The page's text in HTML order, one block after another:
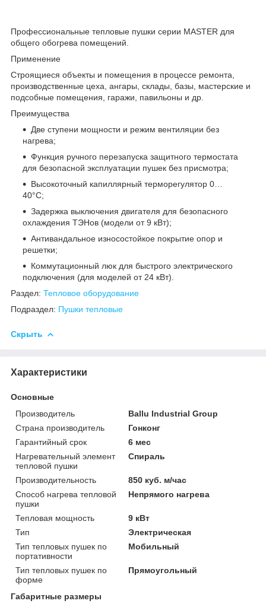
Профессиональные тепловые пушки серии MASTER для
общего обогрева помещений.
Применение
Строящиеся объекты и помещения в процессе ремонта,
производственные цеха, ангары, склады, базы, мастерские и
подсобные помещения, гаражи, павильоны и др.
Преимущества
Две ступени мощности и режим вентиляции без
нагрева;
Функция ручного перезапуска защитного термостата
для безопасной эксплуатации пушек без присмотра;
Высокоточный капиллярный терморегулятор 0…
40°С;
Задержка выключения двигателя для безопасного
охлаждения ТЭНов (модели от 9 кВт);
Антивандальное износостойкое покрытие опор и
решетки;
Коммутационный люк для быстрого электрического
подключения (для моделей от 24 кВт).
Раздел: Тепловое оборудование
Подраздел: Пушки тепловые
Скрыть
Характеристики
Основные
Производитель
Ballu Industrial Group
Страна производитель
Гонконг
Гарантийный срок
6 мес
Нагревательный элемент
тепловой пушки
Спираль
Производительность
850 куб. м/час
Способ нагрева тепловой
пушки
Непрямого нагрева
Тепловая мощность
9 кВт
Тип
Электрическая
Тип тепловых пушек по
портативности
Мобильный
Тип тепловых пушек по
форме
Прямоугольный
Габаритные размеры